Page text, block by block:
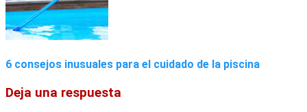
6 consejos inusuales para el cuidado de la piscina
Deja una respuesta